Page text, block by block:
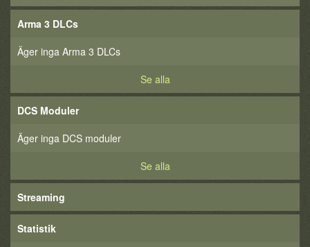
Arma 3 DLCs
Äger inga Arma 3 DLCs
Se alla
DCS Moduler
Äger inga DCS moduler
Se alla
Streaming
Statistik